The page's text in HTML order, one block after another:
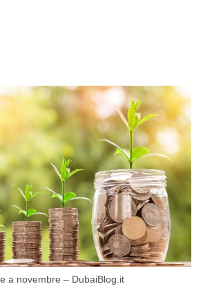
a novembre – DubaiBlog.it